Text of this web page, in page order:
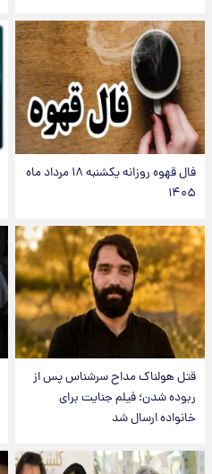
فال قهوه روزانه یکشنبه ۱۸ مرداد ماه
۱۴۰۵
قتل هولناک مداح سرشناس پس از
ربوده شدن؛ فیلم جنایت برای
خانواده ارسال شد